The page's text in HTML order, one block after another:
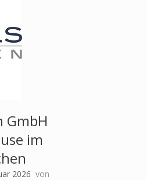
GmbH
im
2026 von